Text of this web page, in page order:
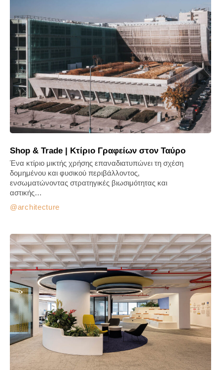
Shop & Trade | Κτίριο Γραφείων στον Ταύρο
architecture
Ένα κτίριο μικτής χρήσης επαναδιατυπώνει τη σχέση
δομημένου και φυσικού περιβάλλοντος,
ενσωματώνοντας στρατηγικές βιωσιμότητας και
αστικής…